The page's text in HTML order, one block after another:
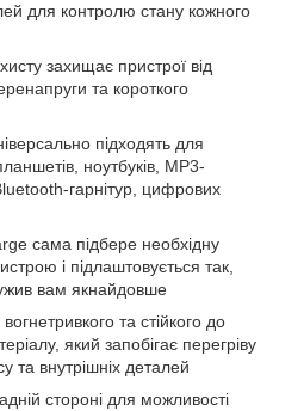
для контролю стану кожного
захищає пристрої від
та короткого
підходять для
ноутбуків, MP3-
гарнітур, цифрових
сама підбере необхідну
і підлаштовується так,
вам якнайдовше
та стійкого до
який запобігає перегріву
та внутрішніх деталей
стороні для можливості